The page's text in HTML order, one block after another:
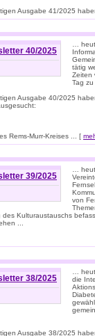
Ausgabe 41/2025
40/2025
…
tätig
Zeiten
Tag
Ausgabe 40/2025
Rems-Murr-Kreises ... [
39/2025
…
von
des Kulturaustauschs
...
38/2025
…
die
Ausgabe 38/2025